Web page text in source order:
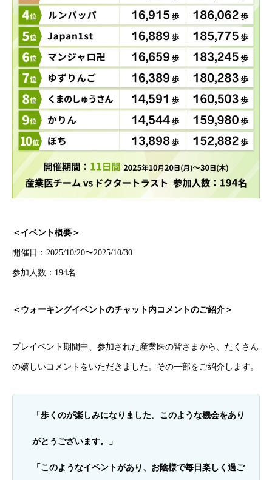
＜イベント概要＞
開催日：2025/10/20〜2025/10/30
参加人数：194名
＜ウォーキングイベントのチャット内コメントのご紹介＞
プレイベント期間中、参加された産業医の皆さまから、たくさん
の嬉しいコメントをいただきました。その一部をご紹介します。
「歩くのが楽しみになりました。このような機会をあり
がとうございます。」
「このようなイベントがあり、お陰様で毎日楽しく過ご